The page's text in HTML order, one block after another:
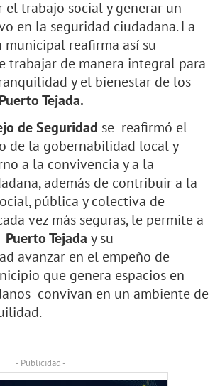
el trabajo social y generar un
en la seguridad ciudadana. La
reafirma así su
trabajar de manera integral para
y el bienestar de los
Puerto Tejada.
de Seguridad se reafirmó el
de la gobernabilidad local y
a la convivencia y a la
además de contribuir a la
pública y colectiva de
vez más seguras, le permite a
Tejada y su
avanzar en el empeño de
que genera espacios en
convivan en un ambiente de
- Publicidad -